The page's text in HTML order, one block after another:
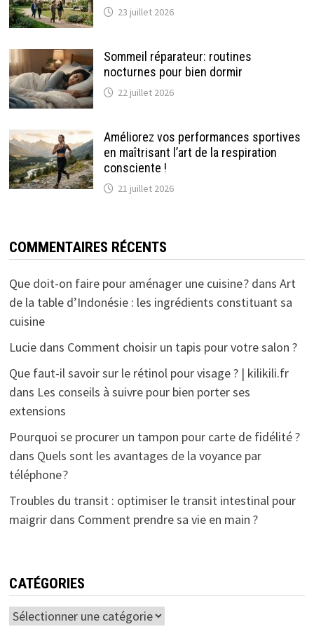
23 juillet 2026
Sommeil réparateur: routines
nocturnes pour bien dormir
22 juillet 2026
Améliorez vos performances sportives
en maîtrisant l’art de la respiration
consciente !
21 juillet 2026
COMMENTAIRES RÉCENTS
Que doit-on faire pour aménager une cuisine ?dans Art
de la table d’Indonésie : les ingrédients constituant sa
cuisine
Luciedans Comment choisir un tapis pour votre salon ?
Que faut-il savoir sur le rétinol pour visage ? | kilikili.fr
dans Les conseils à suivre pour bien porter ses
extensions
Pourquoi se procurer un tampon pour carte de fidélité ?
dans Quels sont les avantages de la voyance par
téléphone ?
Troubles du transit : optimiser le transit intestinal pour
maigrirdans Comment prendre sa vie en main ?
CATÉGORIES
Catégories